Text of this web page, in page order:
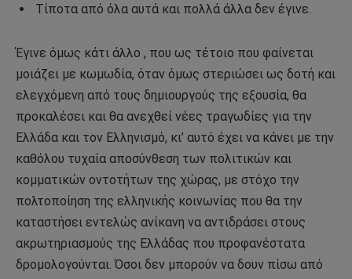
Τίποτα από όλα αυτά και πολλά άλλα δεν έγινε.
Έγινε όμως κάτι άλλο , που ως τέτοιο που φαίνεται
μοιάζει με κωμωδία, όταν όμως στεριώσει ως δοτή και
ελεγχόμενη από τους δημιουργούς της εξουσία, θα
προκαλέσει και θα ανεχθεί νέες τραγωδίες για την
Ελλάδα και τον Ελληνισμό, κι’ αυτό έχει να κάνει με την
καθόλου τυχαία αποσύνθεση των πολιτικών και
κομματικών οντοτήτων της χώρας, με στόχο την
πολτοποίηση της ελληνικής κοινωνίας που θα την
καταστήσει εντελώς ανίκανη να αντιδράσει στους
ακρωτηριασμούς της Ελλάδας που προφανέστατα
δρομολογούνται. Όσοι δεν μπορούν να δουν πίσω από